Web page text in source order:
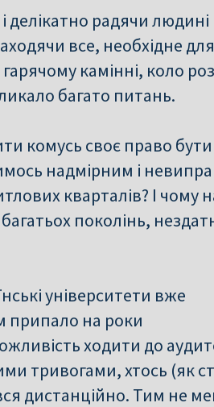
делікатно радячи людині
все, необхідне
камінні, коло
багато питань.
комусь своє право бути
надмірним і
кварталів? І чому
поколінь,
університети вже
припало на роки
ходити до
тривогами, хтось (як
дистанційно. Тим не